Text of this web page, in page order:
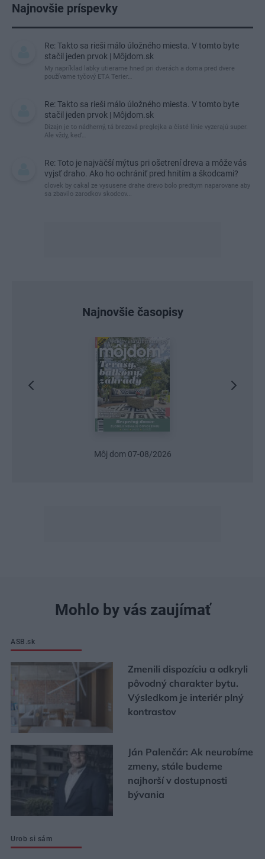
Najnovšie príspevky
Re: Takto sa rieši málo úložného miesta. V tomto byte
stačil jeden prvok | Môjdom.sk
My napríklad labky utierame hneď pri dverách a doma pred dvere
používame tyčový ETA Terier…
Re: Takto sa rieši málo úložného miesta. V tomto byte
stačil jeden prvok | Môjdom.sk
Dizajn je to nádherný, tá brezová preglejka a čisté línie vyzerajú super.
Ale vždy, keď…
Re: Toto je najväčší mýtus pri ošetrení dreva a môže vás
vyjsť draho. Ako ho ochrániť pred hnitím a škodcami?
clovek by cakal ze vysusene drahe drevo bolo predtym naparovane aby
sa zbavilo zarodkov skodcov...
Najnovšie časopisy
Urob si sám 6/2026
Mohlo by vás zaujímať
ASB.sk
Zmenili dispozíciu a odkryli
pôvodný charakter bytu.
Výsledkom je interiér plný
kontrastov
Ján Palenčár: Ak neurobíme
zmeny, stále budeme
najhorší v dostupnosti
bývania
Urob si sám